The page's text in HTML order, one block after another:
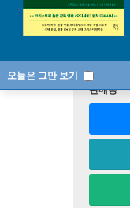
오늘은 그만 보기
판매중